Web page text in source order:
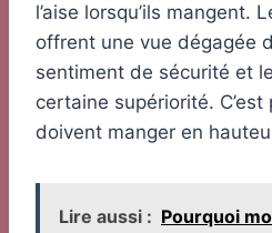
l’aise lorsqu’ils mangent.
offrent une vue dégagée
sentiment de sécurité et
certaine supériorité.
doivent manger en
Lire aussi : Pourquoi